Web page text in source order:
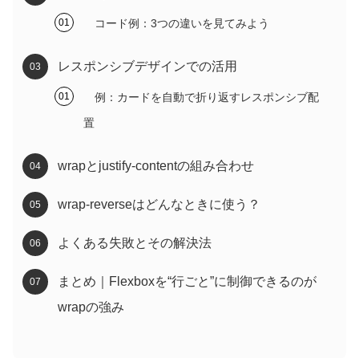
コード例：3つの違いを見てみよう
レスポンシブデザインでの活用
例：カードを自動で折り返すレスポンシブ配
置
wrapとjustify-contentの組み合わせ
wrap-reverseはどんなときに使う？
よくある失敗とその解決法
まとめ｜Flexboxを“行ごと”に制御できるのが
wrapの強み